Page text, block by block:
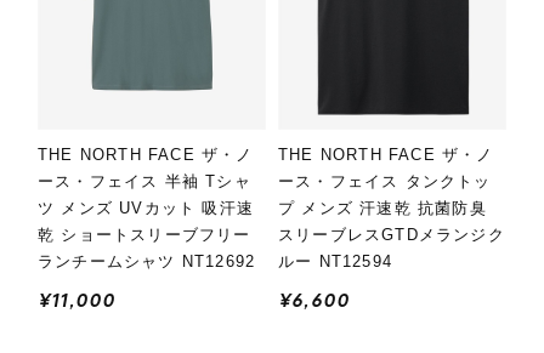
THE NORTH FACE ザ・ノ
ース・フェイス 半袖 Tシャ
ツ メンズ UVカット 吸汗速
乾 ショートスリーブフリー
ランチームシャツ NT12692
¥11,000
THE NORTH FACE ザ・ノ
ース・フェイス タンクトッ
プ メンズ 汗速乾 抗菌防臭
スリーブレスGTDメランジク
ルー NT12594
¥6,600